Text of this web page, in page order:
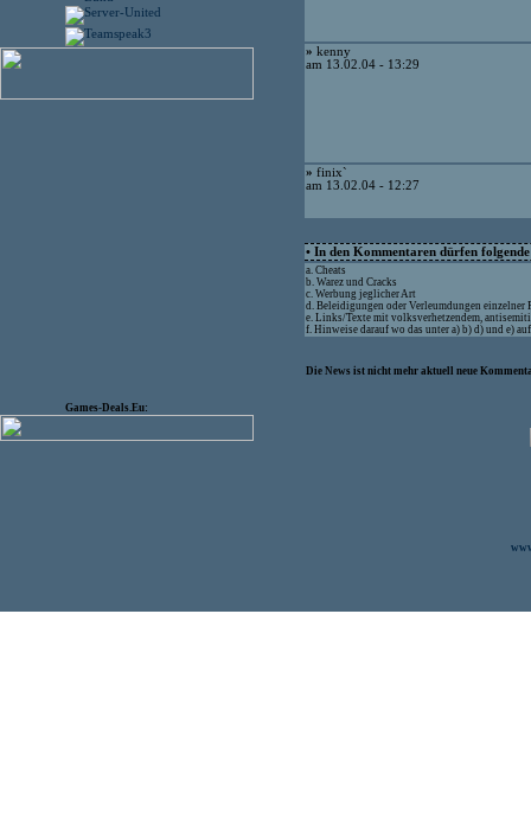
Games-Deals.Eu:
» kenny
am 13.02.04 - 13:29
» finix`
am 13.02.04 - 12:27
• In den Kommentaren dürfen
a. Cheats
b. Warez und Cracks
c. Werbung jeglicher Art
d. Beleidigungen oder Verleumdungen einzelner
e. Links/Texte mit volksverhetzendem,
f. Hinweise darauf wo das unter a) b) d) und e)
Die News ist nicht mehr aktuell neue